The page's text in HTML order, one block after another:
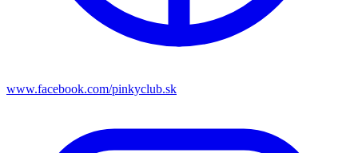
www.facebook.com/pinkyclub.sk